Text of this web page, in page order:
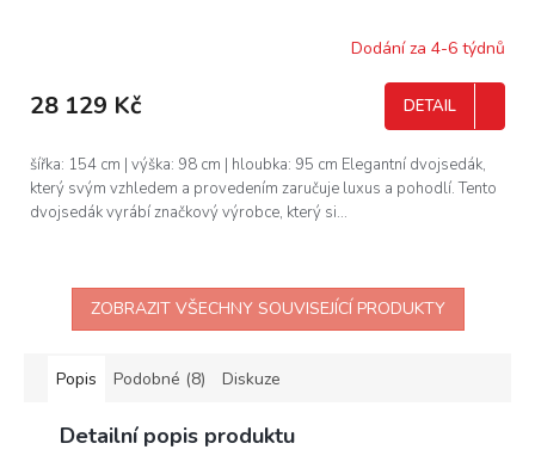
R
A
Dodání za 4-6 týdnů
28 129 Kč DETAIL
šířka: 154 cm | výška: 98 cm | hloubka: 95 cm Elegantní dvojsedák,
který svým vzhledem a provedením zaručuje luxus a pohodlí. Tento
dvojsedák vyrábí značkový výrobce, který si...
ZOBRAZIT VŠECHNY SOUVISEJÍCÍ PRODUKTY
Popis Podobné (8) Diskuze
Detailní popis produktu